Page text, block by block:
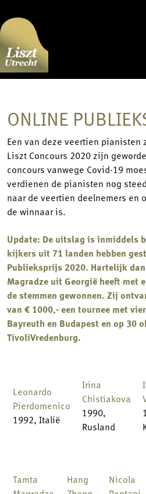
JURY
RULES &
OVER
LISZT
FRANZ
ANBI
PRIVACY
STEUN
ONLINE
Een van deze veertien pianisten
Liszt Concours 2020 zijn
concours vanwege Covid-19
verdienen de pianisten nog
naar de veertien deelnemers en
de winnaar is.
Update: De uitslag is inmiddels
kijkers uit 71 landen hebben
Publieksprijs 2020. Hartelijk
Magradze uit Georgië heeft met
de stemmen gewonnen. Zij
van € 1000,- een tournee met
Bayreuth en Budapest en op 30
TivoliVredenburg.
Leonardo
Pierdomenico
1992, Italië
Irina
Chistiakova
1990,
Rusland
Tamta
Hang
Nicola